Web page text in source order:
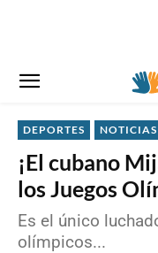
DEPORTES
¡El cubano
los Juegos
Es el único
olímpicos...